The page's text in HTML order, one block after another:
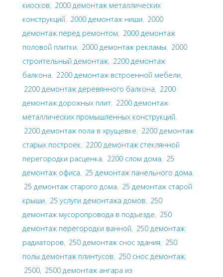
киосков, 2000 демонтаж металлических
конструкций, 2000 демонтаж ниши, 2000
демонтаж перед ремонтом, 2000 демонтаж
половой плитки, 2000 демонтаж рекламы, 2000
строительный демонтаж, 2200 демонтаж
балкона, 2200 демонтаж встроенной мебели,
2200 демонтаж деревянного балкона, 2200
демонтаж дорожных плит, 2200 демонтаж
металлических промышленных конструкций,
2200 демонтаж пола в хрущевке, 2200 демонтаж
старых построек, 2200 демонтаж стеклянной
перегородки расценка, 2200 слом дома, 25
демонтаж офиса, 25 демонтаж панельного дома,
25 демонтаж старого дома, 25 демонтаж старой
крыши, 25 услуги демонтажа домов, 250
демонтаж мусоропровода в подъезде, 250
демонтаж перегородки ванной, 250 демонтаж
радиаторов, 250 демонтаж снос здания, 250
полы демонтаж плинтусов, 250 снос демонтаж,
2500, 2500 демонтаж ангара из